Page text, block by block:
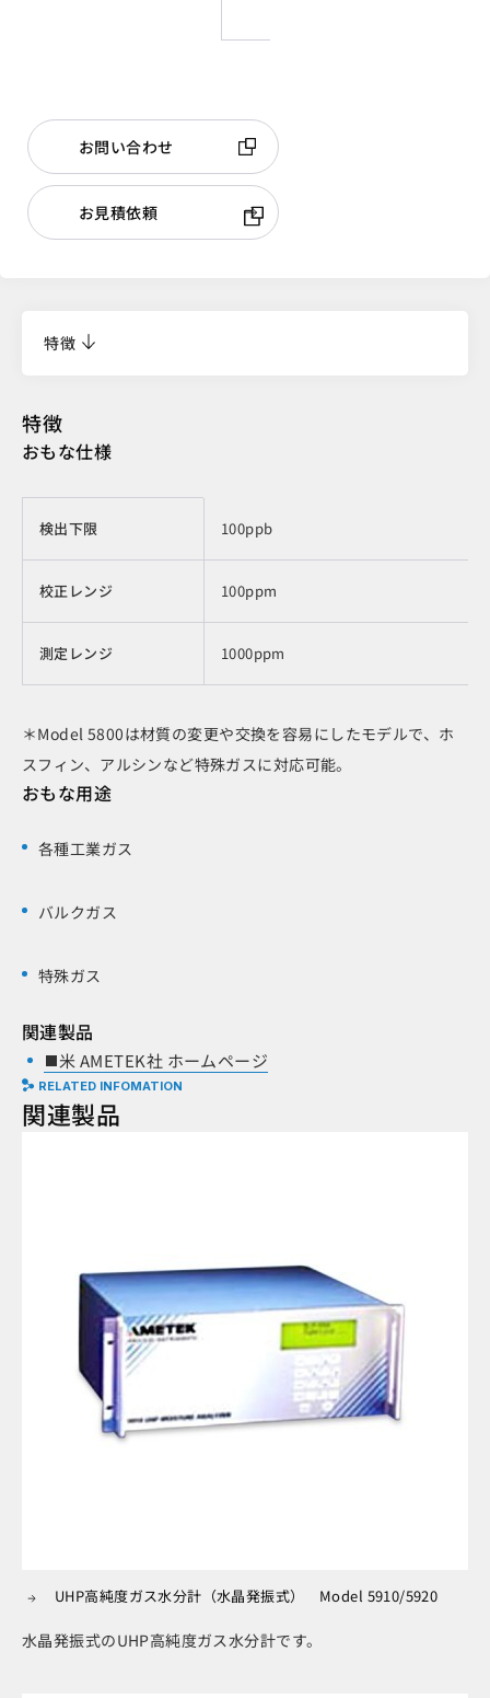
お問い合わせ
お見積依頼
特徴
特徴
おもな仕様
製品情報
検出下限 100ppb
校正レンジ 100ppm
測定レンジ 1000ppm
＊Model 5800は材質の変更や交換を容易にしたモデルで、ホ
スフィン、アルシンなど特殊ガスに対応可能。
おもな用途
各種工業ガス
バルクガス
特殊ガス
関連製品
米 AMETEK社 ホームページ
RELATED INFOMATION
関連製品
UHP高純度ガス水分計（水晶発振式） Model 5910/5920
水晶発振式のUHP高純度ガス水分計です。